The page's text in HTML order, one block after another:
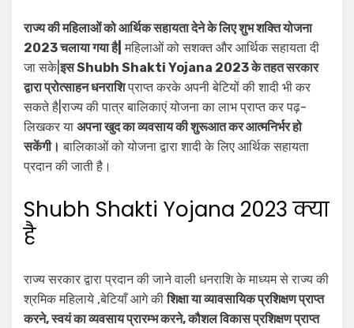
राज्य की महिलाओं को आर्थिक सहायता देने के लिए शुभ शक्ति योजना
2023 चलाया गया है| महिलाओं को सशक्त और आर्थिक सहायता दी
जा सके|इस Shubh Shakti Yojana 2023 के तहत सरकार
द्वारा प्रोत्साहन धनराशिप्राप्त करके अपनी बेटियों की शादी भी कर
सकते है|राज्य की पात्र बालिकाएं योजना का लाभ प्राप्त कर पढ़-
लिखकर या अपना खुद का व्यवसाय की शुरूआत कर आत्मनिर्भर हो
सकेंगी। बालिकाओं को योजना द्वारा शादी के लिए आर्थिक सहायता
प्रदान की जाती है।
Shubh Shakti Yojana 2023 क्या
है
राज्य सरकार द्वारा प्रदान की जाने वाली धनराशि के माध्यम से राज्य की
श्रमिक महिलाये ,बेटियाँ आगे कीशिक्षा या व्यावसायिक प्रशिक्षण प्राप्त
करने, स्वयं का व्यवसाय प्रारम्भ करने, कौशल विकास प्रशिक्षण प्राप्त